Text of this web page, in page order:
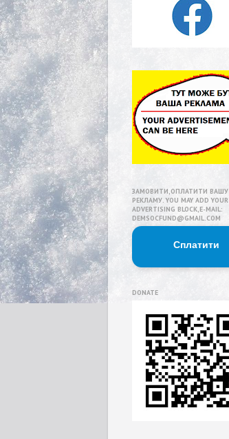
ЗАМОВИТИ,ОПЛАТИТИ ВАШУ
РЕКЛАМУ. YOU MAY ADD YOUR
ADVERTISING BLOCK,E-MAIL:
DEMSOCFUND@GMAIL.COM
Сплатити
DONATE